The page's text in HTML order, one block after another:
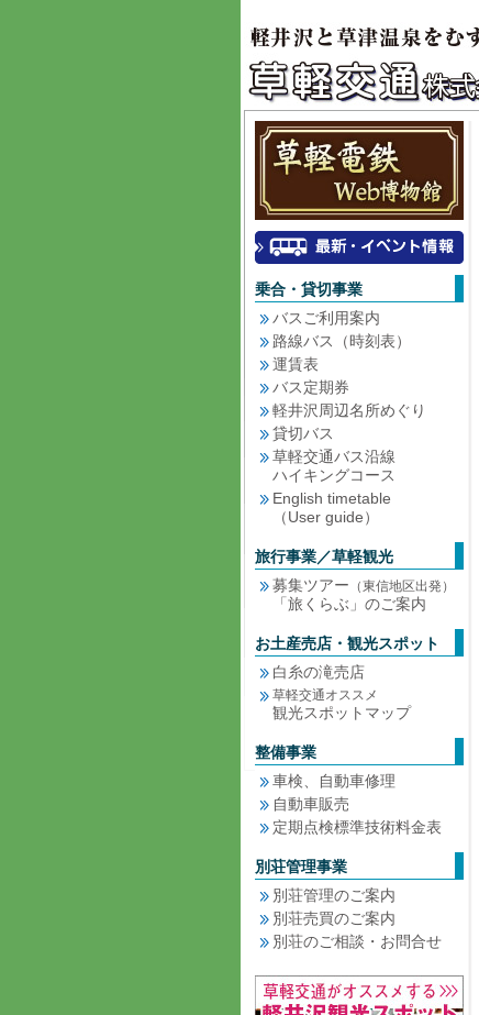
乗合・貸切事業
バスご利用案内
路線バス（時刻表）
運賃表
バス定期券
軽井沢周辺名所めぐり
貸切バス
草軽交通バス沿線
ハイキングコース
English timetable
（User guide）
旅行事業／草軽観光
募集ツアー （東信地区出発）
「旅くらぶ」のご案内
お土産売店・観光スポット
白糸の滝売店
草軽交通オススメ
観光スポットマップ
整備事業
車検、自動車修理
自動車販売
定期点検標準技術料金表
別荘管理事業
別荘管理のご案内
別荘売買のご案内
別荘のご相談・お問合せ